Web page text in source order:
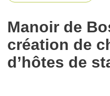
Manoir de
création de
d’hôtes de